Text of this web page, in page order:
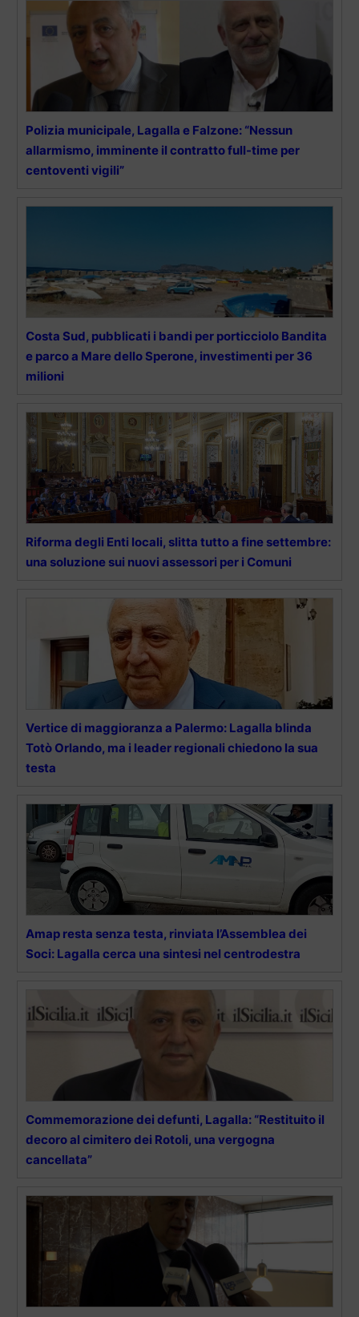
Polizia municipale, Lagalla e Falzone: “Nessun
allarmismo, imminente il contratto full-time per
centoventi vigili”
Costa Sud, pubblicati i bandi per porticciolo Bandita
e parco a Mare dello Sperone, investimenti per 36
milioni
Riforma degli Enti locali, slitta tutto a fine settembre:
una soluzione sui nuovi assessori per i Comuni
Vertice di maggioranza a Palermo: Lagalla blinda
Totò Orlando, ma i leader regionali chiedono la sua
testa
Amap resta senza testa, rinviata l’Assemblea dei
Soci: Lagalla cerca una sintesi nel centrodestra
Commemorazione dei defunti, Lagalla: “Restituito il
decoro al cimitero dei Rotoli, una vergogna
cancellata”